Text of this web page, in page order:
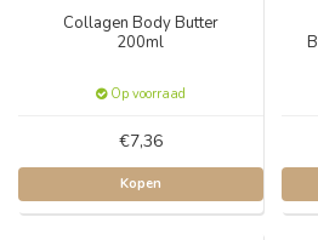
Collagen Body Butter
200ml
Op voorraad
€7,36
Kopen